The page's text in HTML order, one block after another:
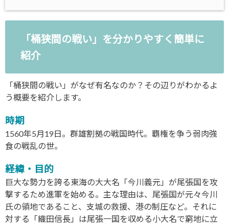
「桶狭間の戦い」を分かりやすく簡単に
紹介
「桶狭間の戦い」がなぜ有名なのか？その辺りがわかるよ
う概要を紹介します。
時期
1560年5月19日。群雄割拠の戦国時代。覇権を争う弱肉強
食の戦乱の世。
経緯・目的
巨大な勢力を誇る東海の大大名「今川義元」が尾張国を攻
撃するため進軍を始める。主な理由は、尾張国が元々今川
氏の領地であること、支城の救援、港の制圧など。それに
対する「織田信長」は尾張一国を収める小大名で窮地に立